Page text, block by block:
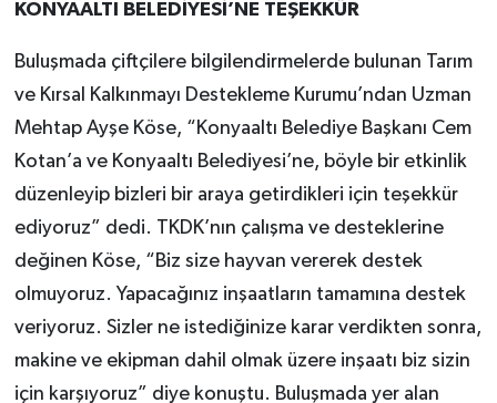
KONYAALTI BELEDİYESİ’NE TEŞEKKÜR
Buluşmada çiftçilere bilgilendirmelerde bulunan Tarım
ve Kırsal Kalkınmayı Destekleme Kurumu’ndan Uzman
Mehtap Ayşe Köse, “Konyaaltı Belediye Başkanı Cem
Kotan’a ve Konyaaltı Belediyesi’ne, böyle bir etkinlik
düzenleyip bizleri bir araya getirdikleri için teşekkür
ediyoruz” dedi. TKDK’nın çalışma ve desteklerine
değinen Köse, “Biz size hayvan vererek destek
olmuyoruz. Yapacağınız inşaatların tamamına destek
veriyoruz. Sizler ne istediğinize karar verdikten sonra,
makine ve ekipman dahil olmak üzere inşaatı biz sizin
için karşıyoruz” diye konuştu. Buluşmada yer alan